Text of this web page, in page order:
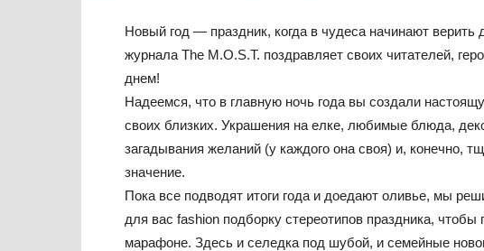
Новый год — праздник, когда в чудеса начинают
журнала The M.O.S.T. поздравляет своих читателей,
днем!
Надеемся, что в главную ночь года вы создали
своих близких. Украшения на елке, любимые блюда,
загадывания желаний (у каждого она своя) и, конечно,
значение.
Пока все подводят итоги года и доедают оливье, мы
для вас fashion подборку стереотипов праздника,
марафоне. Здесь и селедка под шубой, и семейные